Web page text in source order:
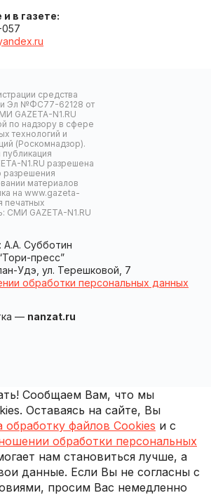
в газете:
057
средства
Эл №ФС77-62128 от
GAZETA-N1.RU
по надзору в сфере
технологий и
(Роскомнадзор).
публикация
N1.RU разрешена
разрешения
материалов
на www.gazeta-
печатных
СМИ GAZETA-N1.RU
А.А. Субботин
пресс”
Удэ, ул. Терешковой, 7
обработки персональных данных
— nanzat.ru
Сообщаем Вам, что мы
Оставаясь на сайте, Вы
обработку файлов Cookies и с
обработки персональных
нам становиться лучше, а
данные. Если Вы не согласны с
просим Вас немедленно